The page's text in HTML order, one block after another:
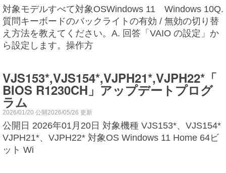
対象モデルすべて対象OSWindows 11 Windows 10Q.
質問キーボードのバックライトの有効 / 無効の切り替
え方法を教えてください。A. 回答「VAIO の設定」か
ら設定します。操作方
VJS153*,VJS154*,VJPH21*,VJPH22*「
BIOS R1230CH」アップデートプログ
ラム
2026/01/20 公開2026/05/26 更新
公開日 2026年01月20日 対象機種 VJS153*、VJS154*
VJPH21*、VJPH22* 対象OS Windows 11 Home 64ビ
ット Wi